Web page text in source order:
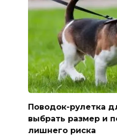
Поводок-рулетка
выбрать размер и
лишнего риска